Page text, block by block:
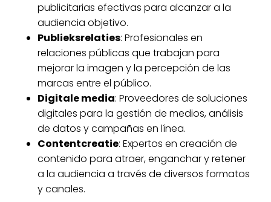
publicitarias efectivas para alcanzar a la
audiencia objetivo.
Publieksrelaties: Profesionales en
relaciones públicas que trabajan para
mejorar la imagen y la percepción de las
marcas entre el público.
Digitale media: Proveedores de soluciones
digitales para la gestión de medios, análisis
de datos y campañas en línea.
Contentcreatie: Expertos en creación de
contenido para atraer, enganchar y retener
a la audiencia a través de diversos formatos
y canales.